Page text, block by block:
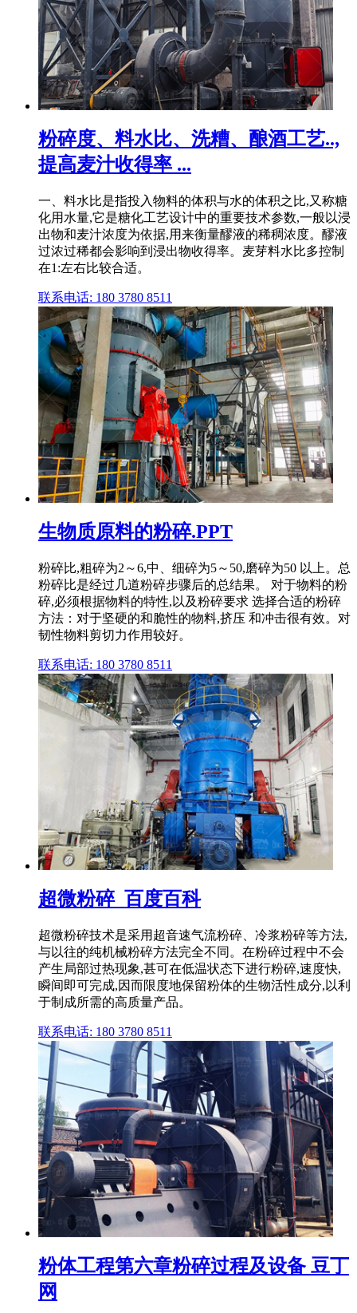
粉碎度、料水比、洗糟、酿酒工艺..,
提高麦汁收得率 ...
一、料水比是指投入物料的体积与水的体积之比,又称糖
化用水量,它是糖化工艺设计中的重要技术参数,一般以浸
出物和麦汁浓度为依据,用来衡量醪液的稀稠浓度。醪液
过浓过稀都会影响到浸出物收得率。麦芽料水比多控制
在1:左右比较合适。
联系电话: 180 3780 8511
生物质原料的粉碎.PPT
粉碎比,粗碎为2～6,中、细碎为5～50,磨碎为50 以上。总
粉碎比是经过几道粉碎步骤后的总结果。 对于物料的粉
碎,必须根据物料的特性,以及粉碎要求 选择合适的粉碎
方法：对于坚硬的和脆性的物料,挤压 和冲击很有效。对
韧性物料剪切力作用较好。
联系电话: 180 3780 8511
超微粉碎_百度百科
超微粉碎技术是采用超音速气流粉碎、冷浆粉碎等方法,
与以往的纯机械粉碎方法完全不同。在粉碎过程中不会
产生局部过热现象,甚可在低温状态下进行粉碎,速度快,
瞬间即可完成,因而限度地保留粉体的生物活性成分,以利
于制成所需的高质量产品。
联系电话: 180 3780 8511
粉体工程第六章粉碎过程及设备 豆丁
网